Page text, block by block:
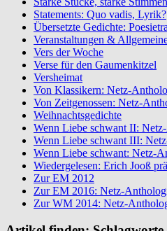
Statements: Quo vadis, Lyrik?
Übersetzte Gedichte:
Veranstaltungen &
Vers der Woche
Verse für den Gaumenkitzel
Versheimat
Von Klassikern: Netz-
Von Zeitgenossen: Netz-
Weihnachtsgedichte
Wenn Liebe schwant II:
Wenn Liebe schwant III:
Wenn Liebe schwant: Netz-
Wiedergelesen: Erich Jooß
Zur EM 2012
Zur EM 2016: Netz-
Zur WM 2014: Netz-